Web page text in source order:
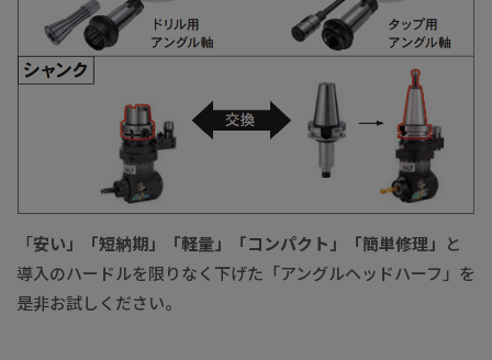
「安い」「短納期」「軽量」「コンパクト」「簡単修理」 と
導入のハードルを限りなく下げた「アングルヘッドハーフ」を
是非お試しください。